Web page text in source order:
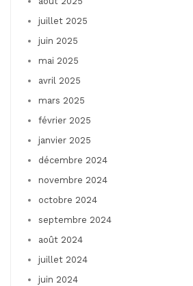
juillet 2025
juin 2025
mai 2025
avril 2025
mars 2025
février 2025
janvier 2025
décembre 2024
novembre 2024
octobre 2024
septembre 2024
août 2024
juillet 2024
juin 2024